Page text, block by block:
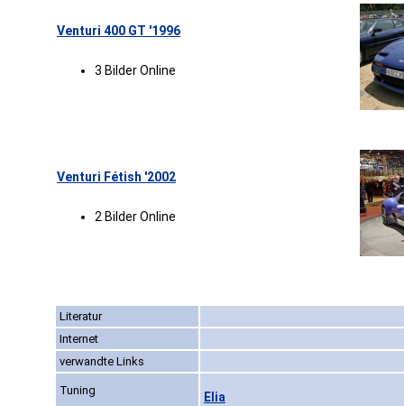
Venturi 400 GT '1996
3 Bilder Online
Venturi Fétish '2002
2 Bilder Online
Literatur
Internet
verwandte Links
Tuning Elia